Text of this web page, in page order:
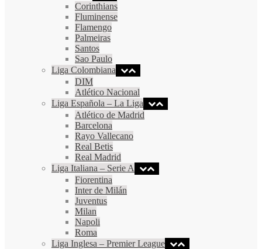
Corinthians
Fluminense
Flamengo
Palmeiras
Santos
Sao Paulo
Liga Colombiana
DIM
Atlético Nacional
Liga Española – La Liga
Atlético de Madrid
Barcelona
Rayo Vallecano
Real Betis
Real Madrid
Liga Italiana – Serie A
Fiorentina
Inter de Milán
Juventus
Milan
Napoli
Roma
Liga Inglesa – Premier League